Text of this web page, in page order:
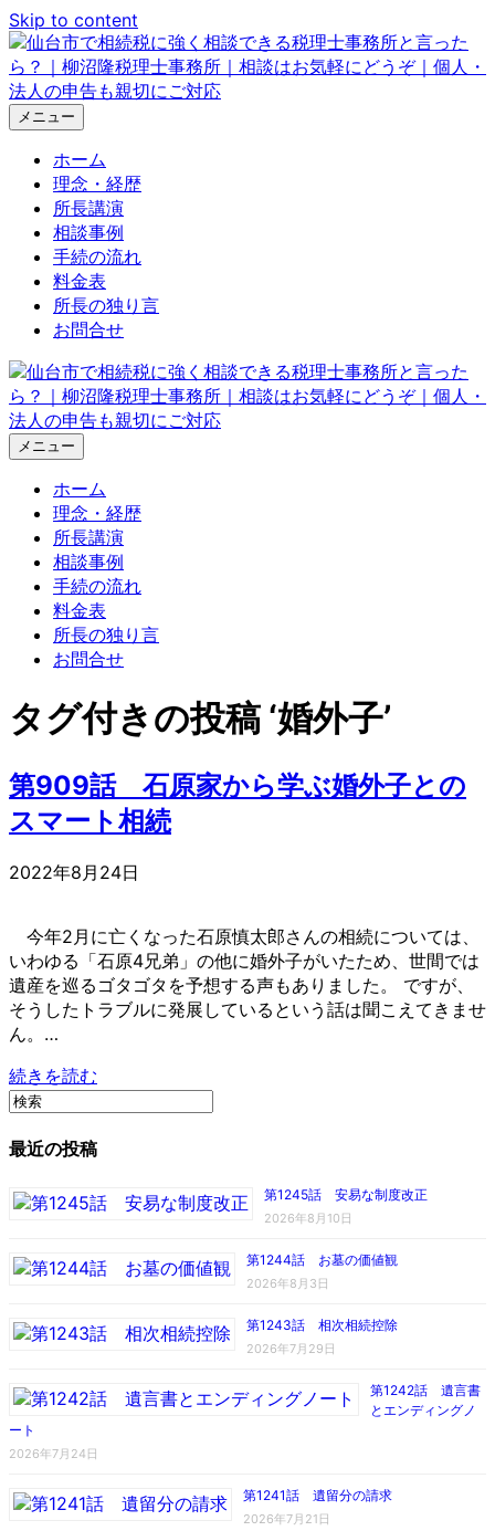
Skip to content
メニュー
ホーム
理念・経歴
所長講演
相談事例
手続の流れ
料金表
所長の独り言
お問合せ
メニュー
ホーム
理念・経歴
所長講演
相談事例
手続の流れ
料金表
所長の独り言
お問合せ
タグ付きの投稿 ‘婚外子’
第909話 石原家から学ぶ婚外子との
スマート相続
2022年8月24日
今年2月に亡くなった石原慎太郎さんの相続については、
いわゆる「石原4兄弟」の他に婚外子がいたため、世間では
遺産を巡るゴタゴタを予想する声もありました。 ですが、
そうしたトラブルに発展しているという話は聞こえてきませ
ん。…
続きを読む
最近の投稿
第1245話 安易な制度改正
2026年8月10日
第1244話 お墓の価値観
2026年8月3日
第1243話 相次相続控除
2026年7月29日
第1242話 遺言書
とエンディングノ
ート
2026年7月24日
第1241話 遺留分の請求
2026年7月21日